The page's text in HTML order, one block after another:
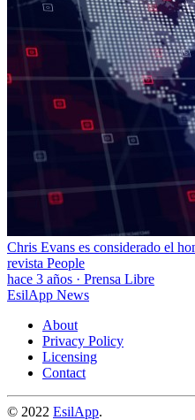
Chris Evans es considerado el
revista People
hace 3 años · Prensa Libre
EsilApp News
About
Privacy Policy
Licensing
Contact
© 2022 EsilApp.